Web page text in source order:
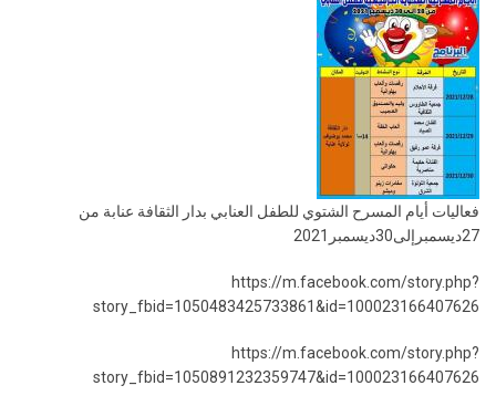
فعاليات أيام المسرح الشتوي للطفل العنابي بدار الثقافة عنابة من
27ديسمبرإلى30ديسمبر2021
https://m.facebook.com/story.php?
story_fbid=1050483425733861&id=100023166407626
https://m.facebook.com/story.php?
story_fbid=1050891232359747&id=100023166407626